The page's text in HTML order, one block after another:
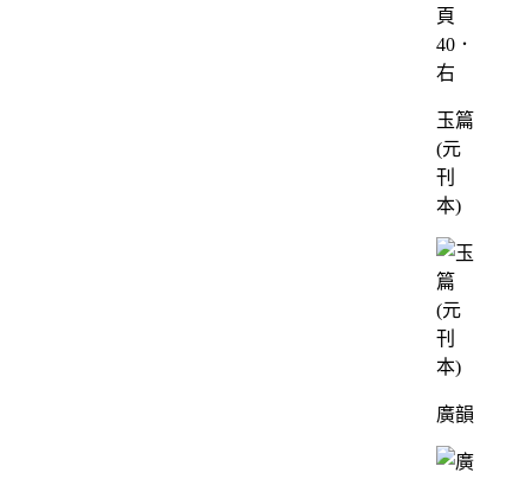
頁
40．
右
玉篇
(元
刊
本)
廣韻